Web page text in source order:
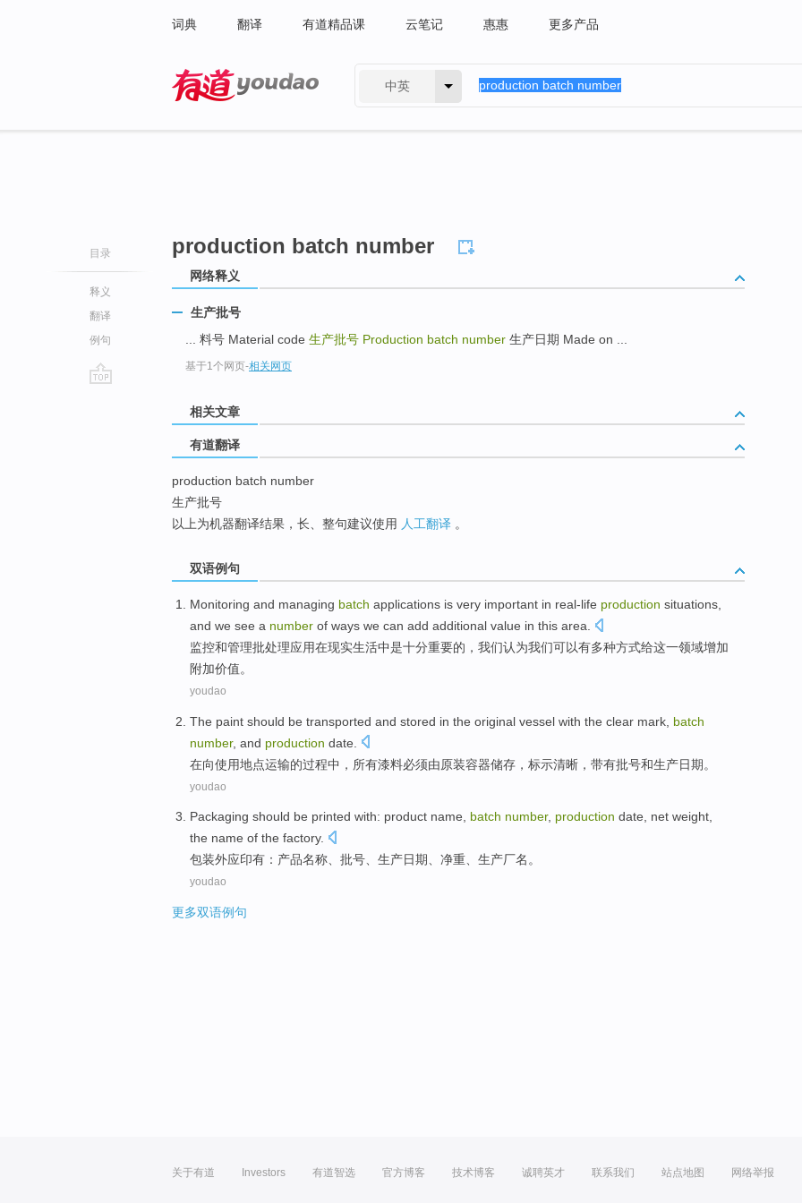
词典 翻译 有道精品课 云笔记 惠惠 更多产品
中英
目录
释义
翻译
例句
production batch number
网络释义
生产批号
... 料号 Material code 生产批号 Production batch number 生产日期 Made on ...
基于1个网页-相关网页
相关文章
有道翻译
production batch number
生产批号
以上为机器翻译结果，长、整句建议使用 人工翻译 。
双语例句
Monitoring and managing batch applications is very important in real-life production situations,
and we see a number of ways we can add additional value in this area
监控和管理批处理应用在现实生活中是十分重要的， 我们认为我们可以有多种方式给这一领域增加
附加价值。
youdao
The paint should be transported and stored in the original vessel with the clear mark batch
number, and production date
在向使用地点运输的过程中，所有漆料必须由原装容器储存 ， 标示清晰 ， 带有批号和生产日期。
youdao
Packaging should be printed with: product name, batch number, production date, net weight,
the name of the factory.
包装外应印有 ： 产品名称、 批号、 生产日期、 净重、 生产厂名。
youdao
更多双语例句
关于有道 Investors 有道智选 官方博客 技术博客 诚聘英才 联系我们 站点地图 网络举报